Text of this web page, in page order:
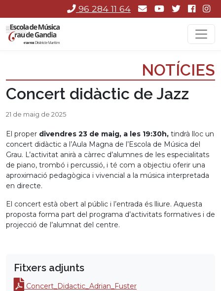
96 284 11 64
NOTÍCIES
Concert didàctic de Jazz
21 de maig de 2025
El proper divendres 23 de maig, a les 19:30h, tindrà lloc un
concert didàctic a l’Aula Magna de l’Escola de Música del
Grau. L’activitat anirà a càrrec d’alumnes de les especialitats
de piano, trombó i percussió, i té com a objectiu oferir una
aproximació pedagògica i vivencial a la música interpretada
en directe.
El concert està obert al públic i l’entrada és lliure. Aquesta
proposta forma part del programa d’activitats formatives i de
projecció de l’alumnat del centre.
Fitxers adjunts
Concert_Didactic_Adrian_Fuster